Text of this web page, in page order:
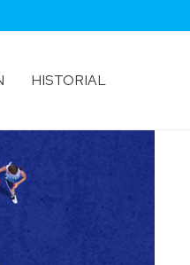
HISTORIAL